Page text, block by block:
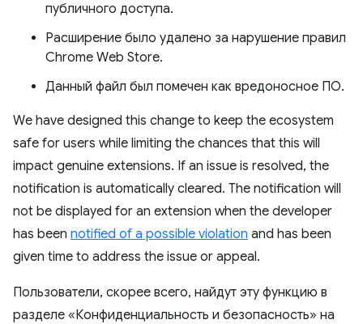
публичного доступа.
Расширение было удалено за нарушение правил
Chrome Web Store.
Данный файл был помечен как вредоносное ПО.
We have designed this change to keep the ecosystem
safe for users while limiting the chances that this will
impact genuine extensions. If an issue is resolved, the
notification is automatically cleared. The notification will
not be displayed for an extension when the developer
has been notified of a possible violation and has been
given time to address the issue or appeal.
Пользователи, скорее всего, найдут эту функцию в
разделе «Конфиденциальность и безопасность» на